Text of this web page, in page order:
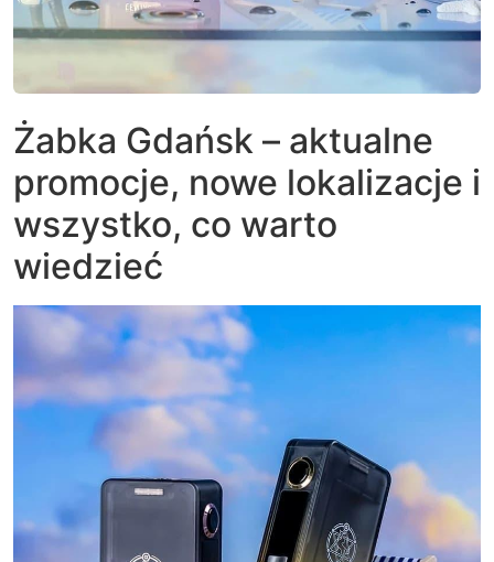
Żabka Gdańsk – aktualne
promocje, nowe lokalizacje i
wszystko, co warto
wiedzieć